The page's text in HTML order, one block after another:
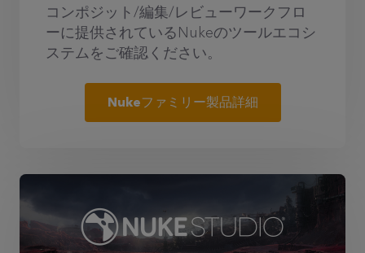
コンポジット/編集/レビューワークフロ
ーに提供されているNukeのツールエコシ
ステムをご確認ください。
Nukeファミリー製品詳細